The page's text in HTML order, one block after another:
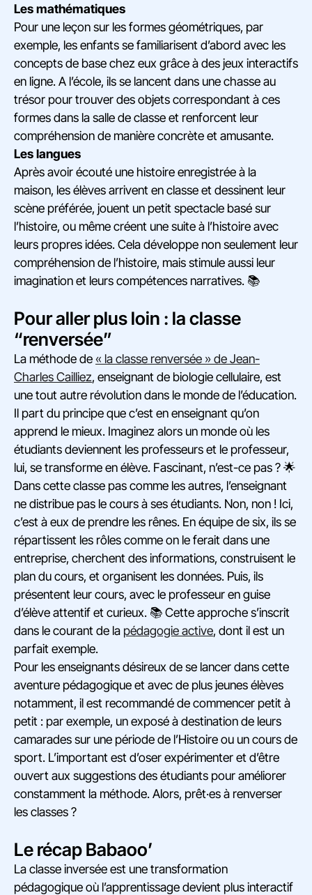
Les mathématiques
Pour une leçon sur les formes géométriques, par
exemple, les enfants se familiarisent d’abord avec les
concepts de base chez eux grâce à des jeux interactifs
en ligne. A l’école, ils se lancent dans une chasse au
trésor pour trouver des objets correspondant à ces
formes dans la salle de classe et renforcent leur
compréhension de manière concrète et amusante.
Les langues
Après avoir écouté une histoire enregistrée à la
maison, les élèves arrivent en classe et dessinent leur
scène préférée, jouent un petit spectacle basé sur
l’histoire, ou même créent une suite à l’histoire avec
leurs propres idées. Cela développe non seulement leur
compréhension de l’histoire, mais stimule aussi leur
imagination et leurs compétences narratives. 📚
Pour aller plus loin : la classe
“renversée”
La méthode de« la classe renversée » de Jean-
Charles Cailliez, enseignant de biologie cellulaire, est
une tout autre révolution dans le monde de l’éducation.
Il part du principe que c’est en enseignant qu’on
apprend le mieux. Imaginez alors un monde où les
étudiants deviennent les professeurs et le professeur,
lui, se transforme en élève. Fascinant, n’est-ce pas ? 🌟
Dans cette classe pas comme les autres, l’enseignant
ne distribue pas le cours à ses étudiants. Non, non ! Ici,
c’est à eux de prendre les rênes. En équipe de six, ils se
répartissent les rôles comme on le ferait dans une
entreprise, cherchent des informations, construisent le
plan du cours, et organisent les données. Puis, ils
présentent leur cours, avec le professeur en guise
d’élève attentif et curieux. 📚 Cette approche s’inscrit
dans le courant de la pédagogie active, dont il est un
parfait exemple.
Pour les enseignants désireux de se lancer dans cette
aventure pédagogique et avec de plus jeunes élèves
notamment, il est recommandé de commencer petit à
petit : par exemple, un exposé à destination de leurs
camarades sur une période de l’Histoire ou un cours de
sport. L’important est d’oser expérimenter et d’être
ouvert aux suggestions des étudiants pour améliorer
constamment la méthode. Alors, prêt·es à renverser
les classes ?
Le récap Babaoo’
La classe inversée est une transformation
pédagogique où l’apprentissage devient plus interactif